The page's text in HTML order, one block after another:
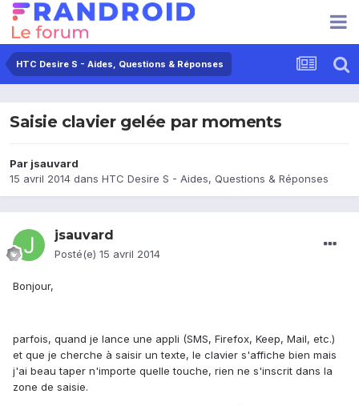
HTC Desire S - Aides, Questions & Réponses
Saisie clavier gelée par moments
Par jsauvard
15 avril 2014 dans HTC Desire S - Aides, Questions & Réponses
jsauvard
Posté(e) 15 avril 2014
Bonjour,
parfois, quand je lance une appli (SMS, Firefox, Keep, Mail, etc.)
et que je cherche à saisir un texte, le clavier s'affiche bien mais
j'ai beau taper n'importe quelle touche, rien ne s'inscrit dans la
zone de saisie.